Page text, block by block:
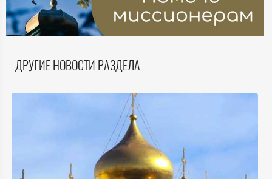
ДРУГИЕ НОВОСТИ РАЗДЕЛА